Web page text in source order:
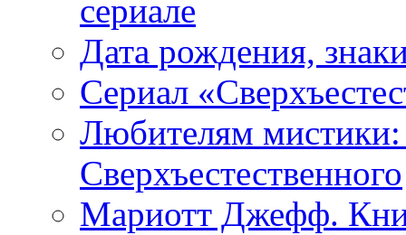
сериале
Дата рождения,
Сериал
Любителям
Сверхъестественного
Мариотт Джефф.